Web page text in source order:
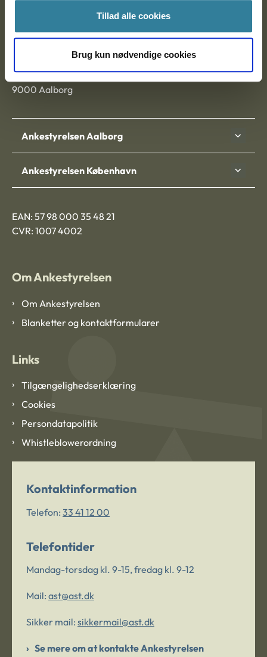
Tillad alle cookies
Brug kun nødvendige cookies
Nytorv 7, 2. sal
9000 Aalborg
Ankestyrelsen Aalborg
Ankestyrelsen København
EAN: 57 98 000 35 48 21
CVR: 1007 4002
Om Ankestyrelsen
Om Ankestyrelsen
Blanketter og kontaktformularer
Links
Tilgængelighedserklæring
Cookies
Persondatapolitik
Whistleblowerordning
Kontaktinformation
Telefon: 33 41 12 00
Telefontider
Mandag-torsdag kl. 9-15, fredag kl. 9-12
Mail: ast@ast.dk
Sikker mail: sikkermail@ast.dk
Se mere om at kontakte Ankestyrelsen